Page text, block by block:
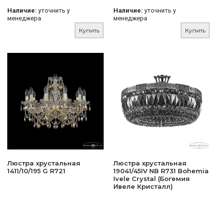
Наличие: уточнить у
менеджера
Купить
Наличие: уточнить у
менеджера
Купить
Люстра хрустальная
1411/10/195 G R721
Люстра хрустальная
19041/45IV NB R731 Bohemia
Ivele Crystal (Богемия
Ивеле Кристалл)